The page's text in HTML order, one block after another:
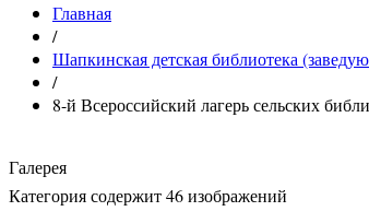
Главная
/
Шапкинская детская библиотека
/
8-й Всероссийский лагерь сельских
Галерея
Категория содержит 46 изображений